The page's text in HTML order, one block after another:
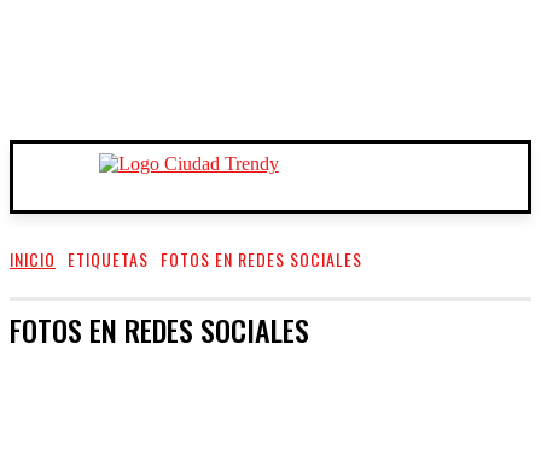
INICIO ETIQUETAS FOTOS EN REDES SOCIALES
FOTOS EN REDES SOCIALES